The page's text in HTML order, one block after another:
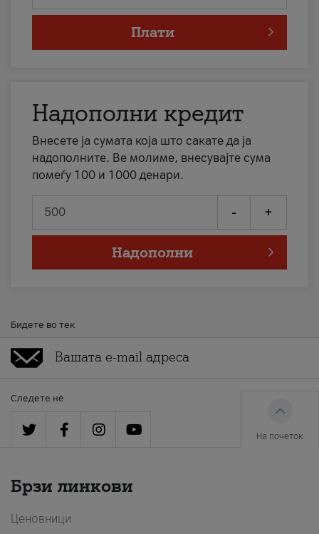
Плати
Надополни кредит
Внесете ја сумата која што сакате да ја
надополните. Ве молиме, внесувајте сума
помеѓу 100 и 1000 денари.
- +
Надополни
Бидете во тек
Следете нè
На почеток
Брзи линкови
Ценовници